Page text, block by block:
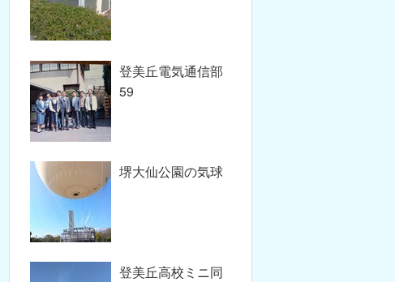
登美丘電気通信部
59
堺大仙公園の気球
登美丘高校ミニ同